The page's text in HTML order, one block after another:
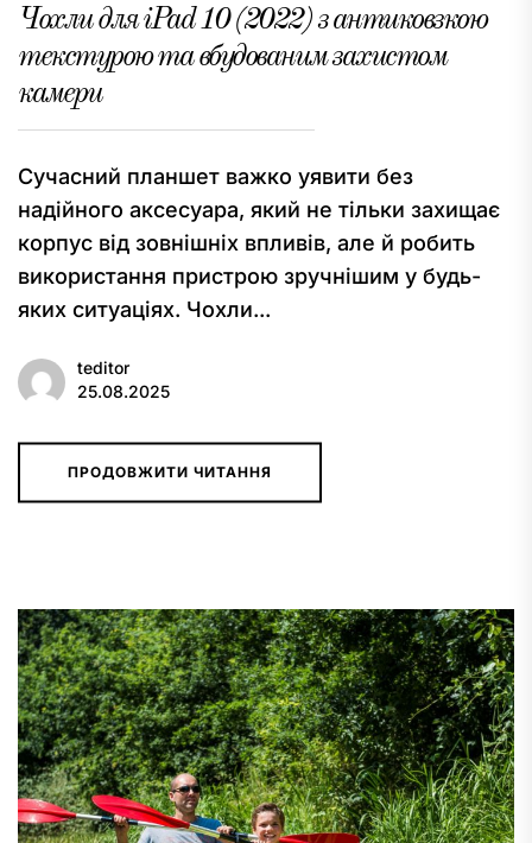
Чохли для iPad 10 (2022) з антиковзкою
текстурою та вбудованим захистом
камери
Сучасний планшет важко уявити без
надійного аксесуара, який не тільки захищає
корпус від зовнішніх впливів, але й робить
використання пристрою зручнішим у будь-
яких ситуаціях. Чохли...
teditor
25.08.2025
ПРОДОВЖИТИ ЧИТАННЯ